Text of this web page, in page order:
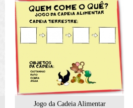
Jogo da Cadeia Alimentar